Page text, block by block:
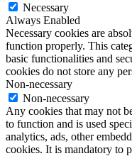
Necessary
Always Enabled
Necessary cookies are
function properly. This
basic functionalities and
cookies do not store any
Non-necessary
Non-necessary
Any cookies that may not
to function and is used
analytics, ads, other
cookies. It is mandatory to